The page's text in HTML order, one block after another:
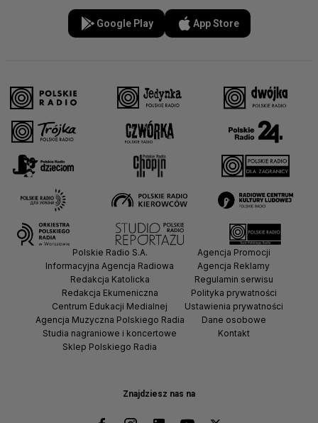
Google Play App Store
Znajdziesz nas na
Polskie Radio S.A.
Informacyjna Agencja Radiowa
Redakcja Katolicka
Redakcja Ekumeniczna
Centrum Edukacji Medialnej
Agencja Muzyczna Polskiego Radia
Studia nagraniowe i koncertowe
Sklep Polskiego Radia
Agencja Promocji
Agencja Reklamy
Regulamin serwisu
Polityka prywatności
Ustawienia prywatności
Dane osobowe
Kontakt